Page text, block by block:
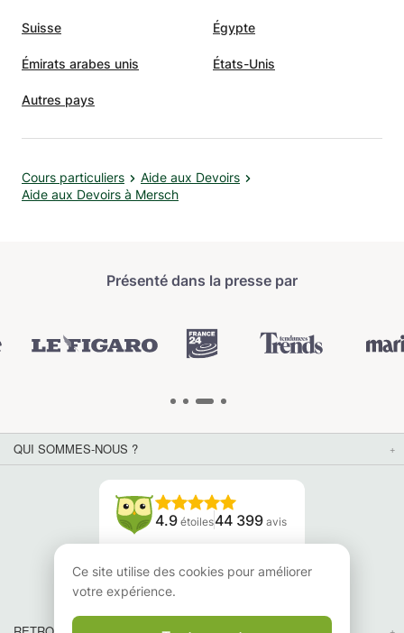
Suisse Égypte
Émirats arabes unis États-Unis
Autres pays
Cours particuliers
Aide aux Devoirs
Aide aux Devoirs à Mersch
Présenté dans la presse par
QUI SOMMES-NOUS ?
4.9 étoiles44 399 avis
Lisez nos avis
Ce site utilise des cookies pour améliorer
votre expérience.